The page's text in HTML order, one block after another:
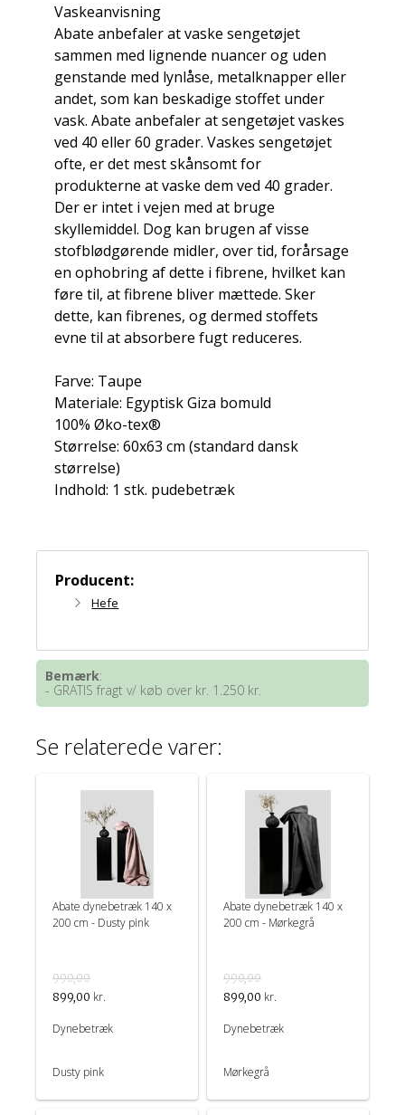
Vaskeanvisning
Abate anbefaler at vaske sengetøjet
sammen med lignende nuancer og uden
genstande med lynlåse, metalknapper eller
andet, som kan beskadige stoffet under
vask. Abate anbefaler at sengetøjet vaskes
ved 40 eller 60 grader. Vaskes sengetøjet
ofte, er det mest skånsomt for
produkterne at vaske dem ved 40 grader.
Der er intet i vejen med at bruge
skyllemiddel. Dog kan brugen af visse
stofblødgørende midler, over tid, forårsage
en ophobring af dette i fibrene, hvilket kan
føre til, at fibrene bliver mættede. Sker
dette, kan fibrenes, og dermed stoffets
evne til at absorbere fugt reduceres.
Farve: Taupe
Materiale: Egyptisk Giza bomuld
100% Øko-tex®
Størrelse: 60x63 cm (standard dansk
størrelse)
Indhold: 1 stk. pudebetræk
Producent:
Hefe
Bemærk:
- GRATIS fragt v/ køb over kr. 1.250 kr.
Se relaterede varer:
Abate dynebetræk 140 x
200 cm - Dusty pink
990,00
899,00 kr.
Dynebetræk
Dusty pink
Abate dynebetræk 140 x
200 cm - Mørkegrå
990,00
899,00 kr.
Dynebetræk
Mørkegrå